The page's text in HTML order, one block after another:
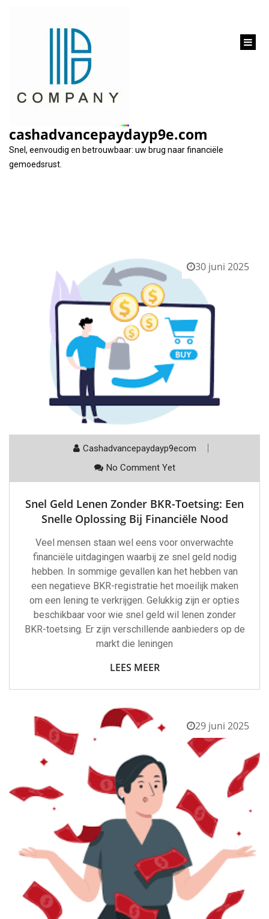
cashadvancepaydayp9e.com
Snel, eenvoudig en betrouwbaar: uw brug naar financiële
gemoedsrust.
Maand:
30 juni 2025
Cashadvancepaydayp9ecom
No Comment Yet
Snel Geld Lenen Zonder BKR-Toetsing: Een
Snelle Oplossing Bij Financiële Nood
Veel mensen staan wel eens voor onverwachte
financiële uitdagingen waarbij ze snel geld nodig
hebben. In sommige gevallen kan het hebben van
een negatieve BKR-registratie het moeilijk maken
om een lening te verkrijgen. Gelukkig zijn er opties
beschikbaar voor wie snel geld wil lenen zonder
BKR-toetsing. Er zijn verschillende aanbieders op de
markt die leningen
LEES MEER
29 juni 2025